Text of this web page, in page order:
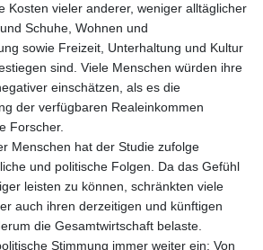
Kosten vieler anderer, weniger alltäglicher
Schuhe, Wohnen und
sowie Freizeit, Unterhaltung und Kultur
sind. Viele Menschen würden ihre
einschätzen, als es die
der verfügbaren Realeinkommen
Forscher.
Menschen hat der Studie zufolge
und politische Folgen. Da das Gefühl
leisten zu können, schränkten viele
auch ihren derzeitigen und künftigen
die Gesamtwirtschaft belaste.
Stimmung immer weiter ein: Von